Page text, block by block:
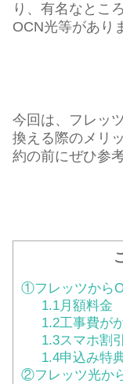
り、有名なとこ
OCN光等があり
今回は、フレッ
換える際のメリ
約の前にぜひ参
①フレッツから
1.1月額料金
1.2工事費が
1.3スマホ割引
1.4申込み特
②フレッツ光か